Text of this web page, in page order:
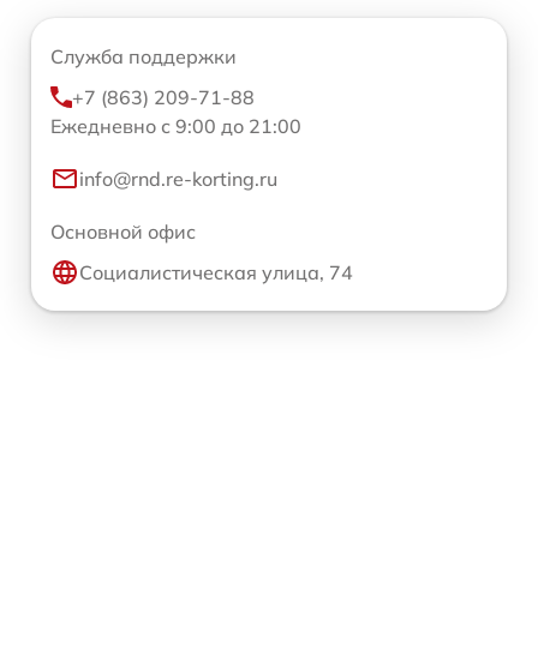
Служба поддержки
+7 (863) 209-71-88
Ежедневно с 9:00 до 21:00
info@rnd.re-korting.ru
Основной офис
Социалистическая улица, 74